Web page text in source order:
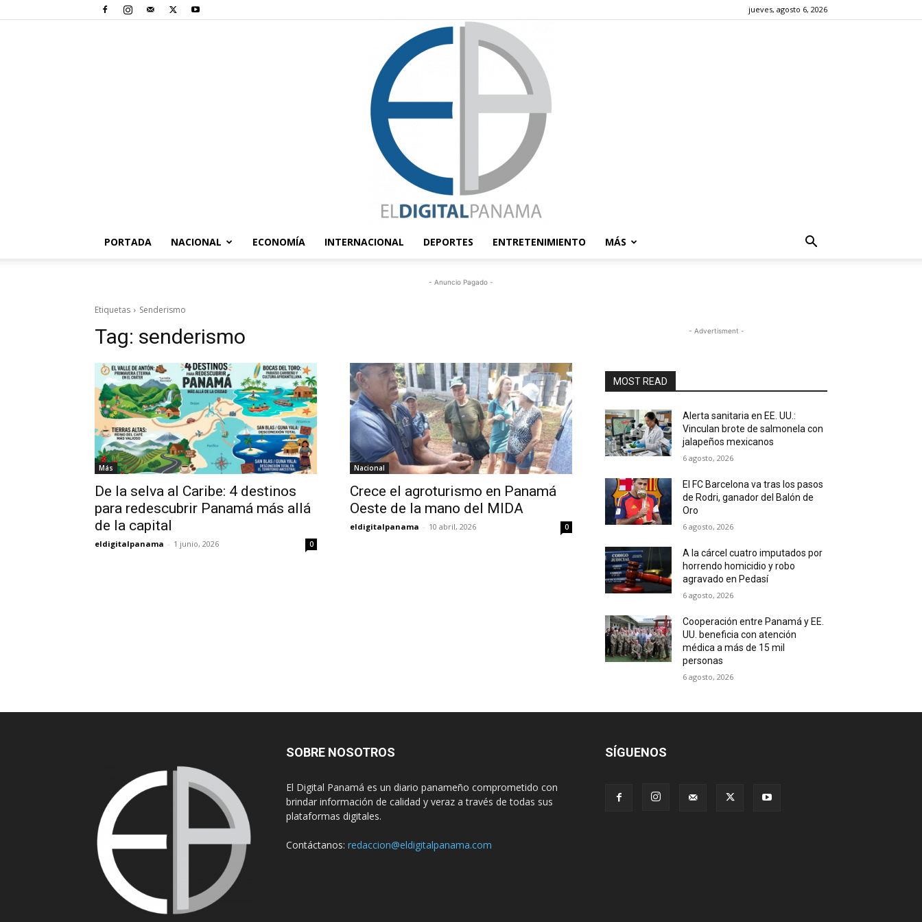
jueves, agosto 6, 2026
Panamá
PORTADA NACIONAL ECONOMÍA INTERNACIONAL DEPORTES ENTRETENIMIENTO MÁS
- Anuncio Pagado -
Etiquetas Senderismo
Tag: senderismo
Más
De la selva al Caribe: 4 destinos
para redescubrir Panamá más allá
de la capital
eldigitalpanama - 1 junio, 2026 0
Nacional
Crece el agroturismo en Panamá
Oeste de la mano del MIDA
eldigitalpanama - 10 abril, 2026 0
- Advertisment -
MOST READ
Alerta sanitaria en EE. UU.:
Vinculan brote de salmonela con
jalapeños mexicanos
6 agosto, 2026
El FC Barcelona va tras los pasos
de Rodri, ganador del Balón de
Oro
6 agosto, 2026
A la cárcel cuatro imputados por
horrendo homicidio y robo
agravado en Pedasí
6 agosto, 2026
Cooperación entre Panamá y EE.
UU. beneficia con atención
médica a más de 15 mil
personas
6 agosto, 2026
SOBRE NOSOTROS
El Digital Panamá es un diario panameño comprometido con
brindar información de calidad y veraz a través de todas sus
plataformas digitales.
Contáctanos: redaccion@eldigitalpanama.com
SÍGUENOS